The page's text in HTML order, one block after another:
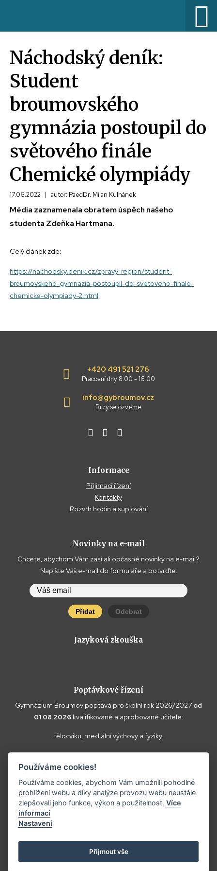
Náchodský deník:
Student
broumovského
gymnázia postoupil do
světového finále
Chemické olympiády
17.06.2022 | autor: PaedDr. Milan Kulhánek
Média zaznamenala obratem úspěch našeho
studenta Zdeňka Hartmana.
Celý článek zde:
https://nachodsky.denik.cz/zpravy_region/student-
broumovskeho-gymnazia-postoupil-do-svetoveho-finale-
chemicke-olympiady-2.html
+420 491 521 276
Pracovní dny 8:00 - 16:00
info@gybroumov.cz
Brzy se ozveme
Informace
Přijímací řízení
Kontakty
Rozvrh hodin a suplování
Novinky na e-mail
Chcete, abychom Vám zasílali občasné novinky na e-mail?
Napište Váš e-mail do formuláře a potvrďte.
Přidat Odebrat
Jazyková zkouška
Poptávkové řízení
Gymnázium Broumov poptává pro školní rok 2026/2027 od
01.08.2026 kvalifikované a aprobované učitele:
tělocviku, mediální výchovy a fyziky.
Vaše doplňující dotazy k poptávce a případné nabídky zasílejte
prosím nareditel@gybroumov.cz
Tvorba webových stránek:
Copyright ©2025
Používáme cookies!
Používáme cookies, abychom Vám umožnili pohodlné
prohlížení webu a díky analýze provozu webu neustále
zlepšovali jeho funkce, výkon a použitelnost.Více
informací
Nastavení
Přijmout vše